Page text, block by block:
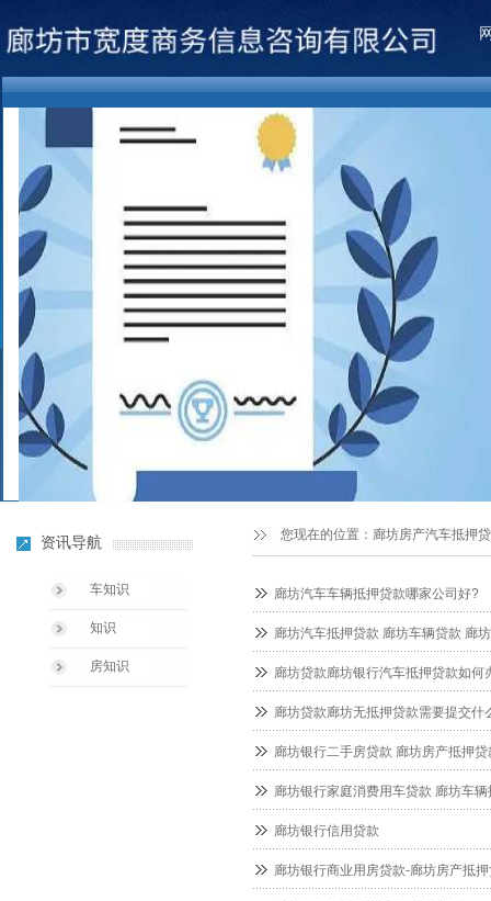
廊坊汽车车辆抵押贷款哪家公司好?
廊坊汽车抵押贷款 廊坊车辆贷款 廊
廊坊贷款廊坊银行汽车抵押贷款如何
廊坊贷款廊坊无抵押贷款需要提交什
廊坊银行二手房贷款 廊坊房产抵押贷
廊坊银行家庭消费用车贷款 廊坊车
廊坊银行信用贷款
廊坊银行商业用房贷款-廊坊房产抵
您现在的位置： 廊坊房产汽车抵押
资讯导航
车知识
知识
房知识